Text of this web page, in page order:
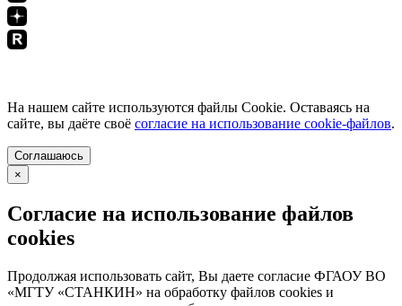
На нашем сайте используются файлы Cookie. Оставаясь на
сайте, вы даёте своё согласие на использование cookie-файлов.
Соглашаюсь
×
Согласие на использование файлов
cookies
Продолжая использовать сайт, Вы даете согласие ФГАОУ ВО
«МГТУ «СТАНКИН» на обработку файлов cookies и